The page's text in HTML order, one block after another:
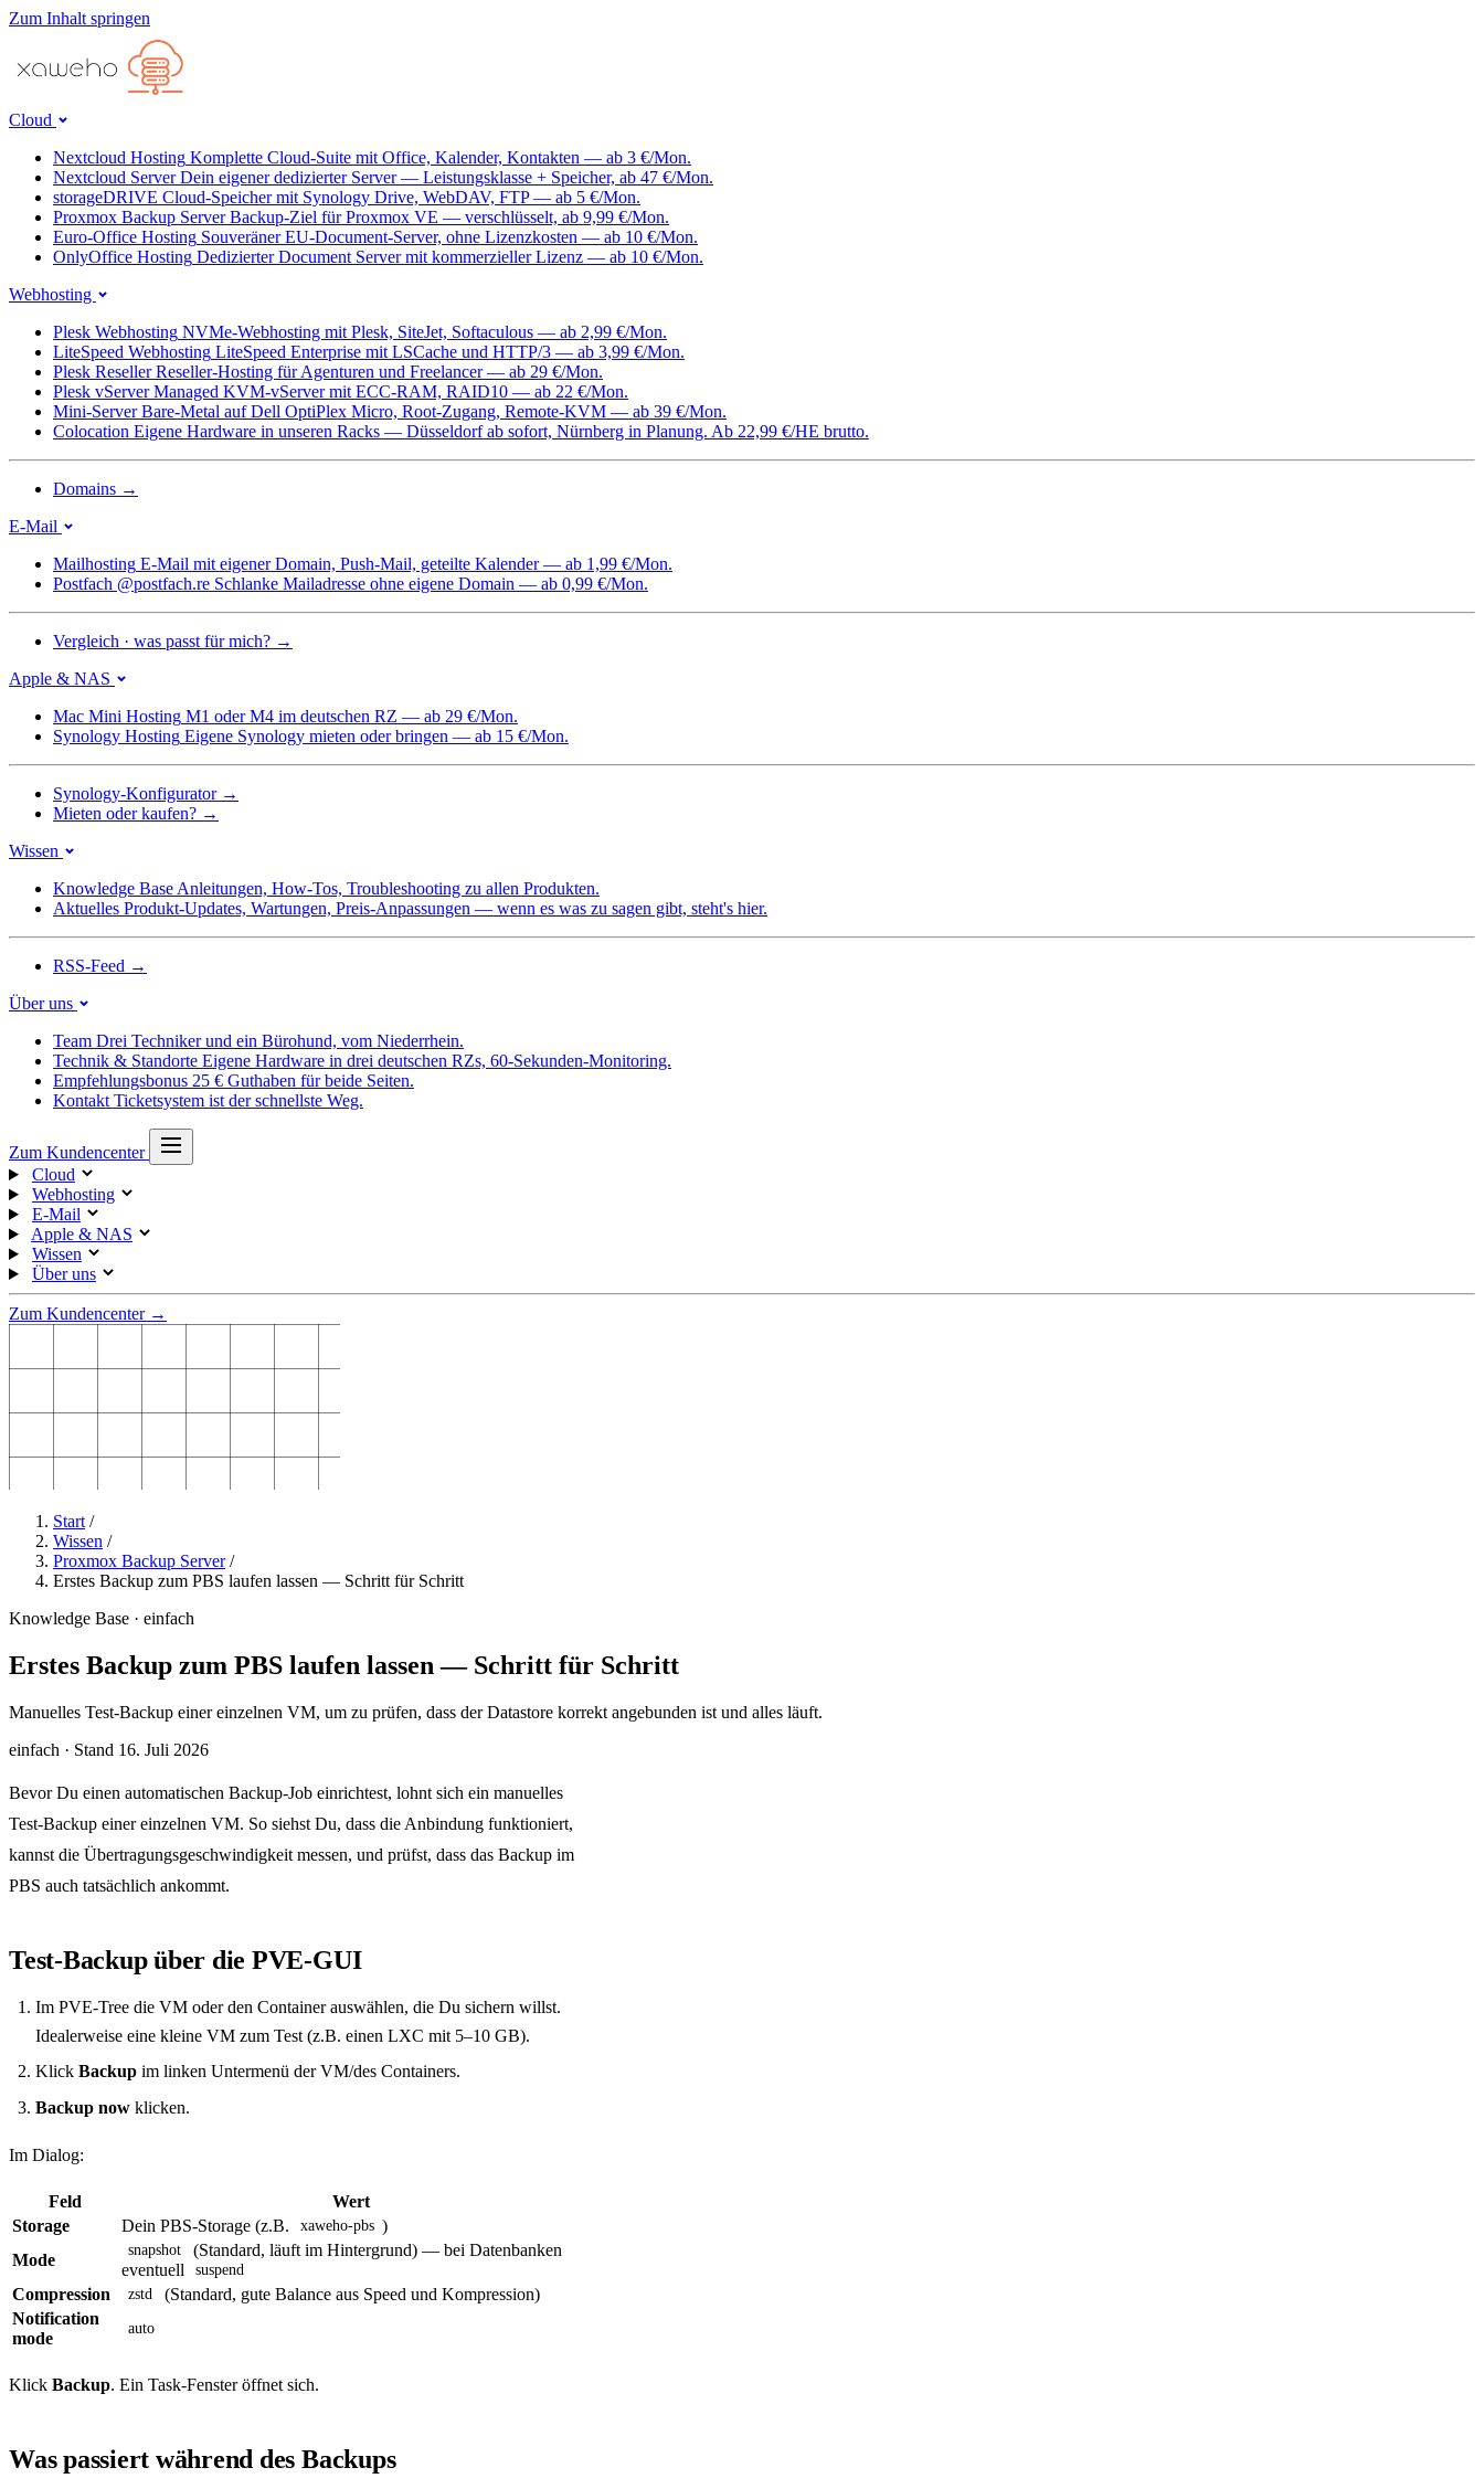
Zum Inhalt springen
Cloud
Nextcloud Hosting Komplette Cloud-Suite mit Office, Kalender, Kontakten — ab 3 €/Mon.
Nextcloud Server Dein eigener dedizierter Server — Leistungsklasse + Speicher, ab 47 €/Mon.
storageDRIVE Cloud-Speicher mit Synology Drive, WebDAV, FTP — ab 5 €/Mon.
Proxmox Backup Server Backup-Ziel für Proxmox VE — verschlüsselt, ab 9,99 €/Mon.
Euro-Office Hosting Souveräner EU-Document-Server, ohne Lizenzkosten — ab 10 €/Mon.
OnlyOffice Hosting Dedizierter Document Server mit kommerzieller Lizenz — ab 10 €/Mon.
Webhosting
Plesk Webhosting NVMe-Webhosting mit Plesk, SiteJet, Softaculous — ab 2,99 €/Mon.
LiteSpeed Webhosting LiteSpeed Enterprise mit LSCache und HTTP/3 — ab 3,99 €/Mon.
Plesk Reseller Reseller-Hosting für Agenturen und Freelancer — ab 29 €/Mon.
Plesk vServer Managed KVM-vServer mit ECC-RAM, RAID10 — ab 22 €/Mon.
Mini-Server Bare-Metal auf Dell OptiPlex Micro, Root-Zugang, Remote-KVM — ab 39 €/Mon.
Colocation Eigene Hardware in unseren Racks — Düsseldorf ab sofort, Nürnberg in Planung. Ab 22,99 €/HE brutto.
Domains →
E-Mail
Mailhosting E-Mail mit eigener Domain, Push-Mail, geteilte Kalender — ab 1,99 €/Mon.
Postfach @postfach.re Schlanke Mailadresse ohne eigene Domain — ab 0,99 €/Mon.
Vergleich · was passt für mich? →
Apple & NAS
Mac Mini Hosting M1 oder M4 im deutschen RZ — ab 29 €/Mon.
Synology Hosting Eigene Synology mieten oder bringen — ab 15 €/Mon.
Synology-Konfigurator →
Mieten oder kaufen? →
Wissen
Knowledge Base Anleitungen, How-Tos, Troubleshooting zu allen Produkten.
Aktuelles Produkt-Updates, Wartungen, Preis-Anpassungen — wenn es was zu sagen gibt, steht's hier.
RSS-Feed →
Über uns
Team Drei Techniker und ein Bürohund, vom Niederrhein.
Technik & Standorte Eigene Hardware in drei deutschen RZs, 60-Sekunden-Monitoring.
Empfehlungsbonus 25 € Guthaben für beide Seiten.
Kontakt Ticketsystem ist der schnellste Weg.
Zum Kundencenter
Cloud
Webhosting
E-Mail
Apple & NAS
Wissen
Über uns
Zum Kundencenter →
Start /
Wissen /
Proxmox Backup Server /
Erstes Backup zum PBS laufen lassen — Schritt für Schritt
Knowledge Base · einfach
Erstes Backup zum PBS laufen lassen — Schritt für Schritt
Manuelles Test-Backup einer einzelnen VM, um zu prüfen, dass der Datastore korrekt angebunden ist und alles läuft.
einfach · Stand 16. Juli 2026
Bevor Du einen automatischen Backup-Job einrichtest, lohnt sich ein manuelles
Test-Backup einer einzelnen VM. So siehst Du, dass die Anbindung funktioniert,
kannst die Übertragungsgeschwindigkeit messen, und prüfst, dass das Backup im
PBS auch tatsächlich ankommt.
Test-Backup über die PVE-GUI
Im PVE-Tree die VM oder den Container auswählen, die Du sichern willst.
Idealerweise eine kleine VM zum Test (z.B. einen LXC mit 5–10 GB).
Klick Backup im linken Untermenü der VM/des Containers.
Backup now klicken.
Im Dialog:
Feld
Wert
Storage
Dein PBS-Storage (z.B. xaweho-pbs )
Mode
snapshot
(Standard, läuft im Hintergrund) — bei Datenbanken
eventuell
suspend
Compression zstd
(Standard, gute Balance aus Speed und Kompression)
Notification
mode
auto
Klick Backup. Ein Task-Fenster öffnet sich.
Was passiert während des Backups